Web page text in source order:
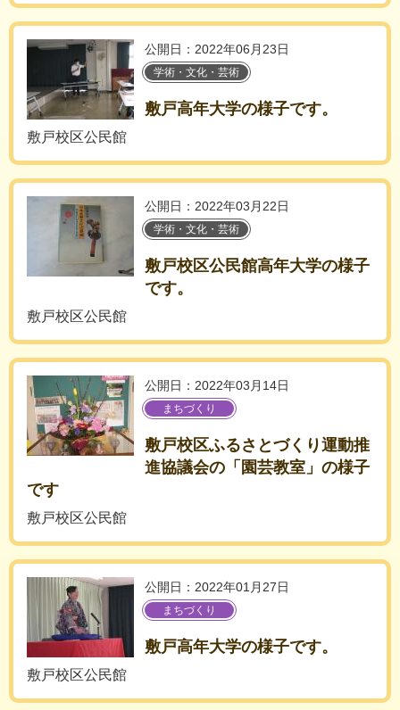
公開日：2022年06月23日
学術・文化・芸術
敷戸高年大学の様子です。
敷戸校区公民館
公開日：2022年03月22日
学術・文化・芸術
敷戸校区公民館高年大学の様子
です。
敷戸校区公民館
公開日：2022年03月14日
まちづくり
敷戸校区ふるさとづくり運動推
進協議会の「園芸教室」の様子
です
敷戸校区公民館
公開日：2022年01月27日
まちづくり
敷戸高年大学の様子です。
敷戸校区公民館